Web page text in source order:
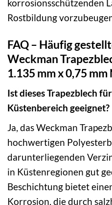
korrosionsschützenden
Rostbildung
FAQ – Häufig
Weckman
1.135 mm x 0,75
Ist dieses Trapezblech
Küstenbereich geeignet?
Ja, das Weckman
hochwertigen
darunterliegenden
in Küstenregionen gut
Beschichtung bietet
Korrosion, die durch